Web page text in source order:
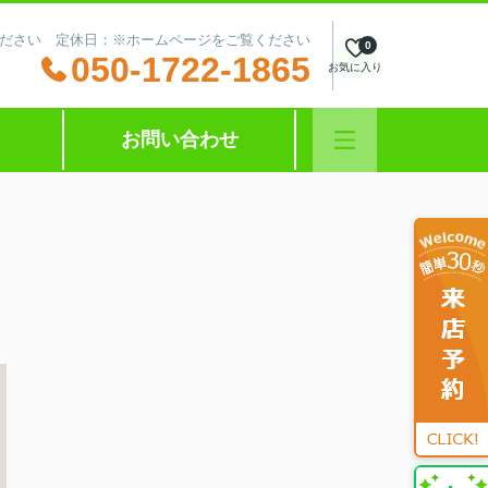
さい 定休日：※ホームページをご覧ください
050-1722-1865 お気に入り
0
お問い合わせ